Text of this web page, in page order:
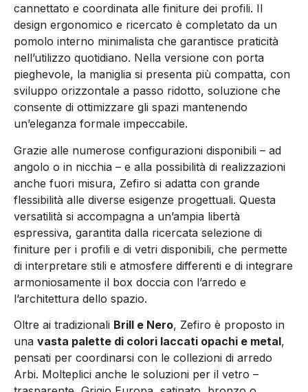
cannettato e coordinata alle finiture dei profili. Il
design ergonomico e ricercato è completato da un
pomolo interno minimalista che garantisce praticità
nell’utilizzo quotidiano. Nella versione con porta
pieghevole, la maniglia si presenta più compatta, con
sviluppo orizzontale a passo ridotto, soluzione che
consente di ottimizzare gli spazi mantenendo
un’eleganza formale impeccabile.
Grazie alle numerose configurazioni disponibili – ad
angolo o in nicchia – e alla possibilità di realizzazioni
anche fuori misura, Zefiro si adatta con grande
flessibilità alle diverse esigenze progettuali. Questa
versatilità si accompagna a un’ampia libertà
espressiva, garantita dalla ricercata selezione di
finiture per i profili e di vetri disponibili, che permette
di interpretare stili e atmosfere differenti e di integrare
armoniosamente il box doccia con l’arredo e
l’architettura dello spazio.
Oltre ai tradizionali Brill e Nero, Zefiro è proposto in
una vasta palette di colori laccati opachi e metal,
pensati per coordinarsi con le collezioni di arredo
Arbi. Molteplici anche le soluzioni per il vetro –